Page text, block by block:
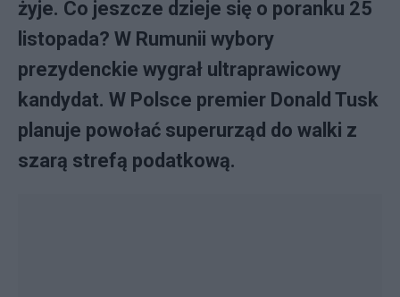
żyje. Co jeszcze dzieje się o poranku 25
listopada? W Rumunii wybory
prezydenckie wygrał ultraprawicowy
kandydat. W Polsce premier Donald Tusk
planuje powołać superurząd do walki z
szarą strefą podatkową.